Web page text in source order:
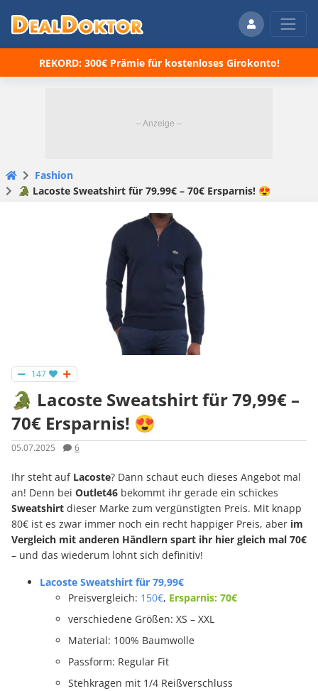
REKORD: 300€ Prämie für kostenloses Girokonto!
Fashion
🐊 Lacoste Sweatshirt für 79,99€ – 70€ Ersparnis! 😍
147
🐊 Lacoste Sweatshirt für 79,99€ –
70€ Ersparnis! 😍
05.07.2025 6
Ihr steht auf Lacoste? Dann schaut euch dieses Angebot mal
an! Denn bei Outlet46 bekommt ihr gerade ein schickes
Sweatshirt dieser Marke zum vergünstigten Preis. Mit knapp
80€ ist es zwar immer noch ein recht happiger Preis, aber im
Vergleich mit anderen Händlern spart ihr hier gleich mal 70€
– und das wiederum lohnt sich definitiv!
Lacoste Sweatshirt für 79,99€
Preisvergleich: 150€, Ersparnis: 70€
verschiedene Größen: XS – XXL
Material: 100% Baumwolle
Passform: Regular Fit
Stehkragen mit 1/4 Reißverschluss